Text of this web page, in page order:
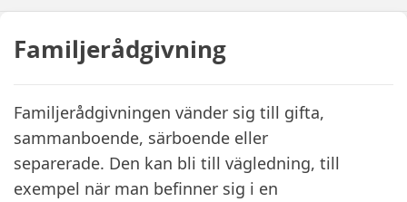
Familjerådgivning
Familjerådgivningen vänder sig till gifta,
sammanboende, särboende eller
separerade. Den kan bli till vägledning, till
exempel när man befinner sig i en